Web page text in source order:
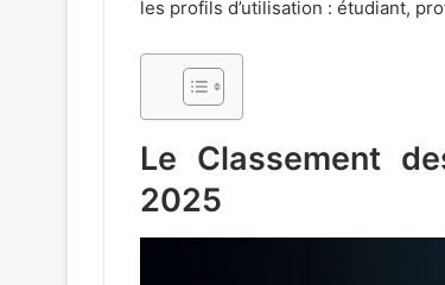
les profils d’utilisation : étudiant,
Le Classement
2025